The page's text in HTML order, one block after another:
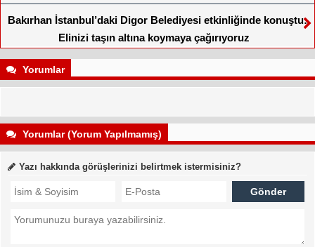
Bakırhan İstanbul’daki Digor Belediyesi etkinliğinde konuştu:
Elinizi taşın altına koymaya çağırıyoruz
Yorumlar
Yorumlar (Yorum Yapılmamış)
Yazı hakkında görüşlerinizi belirtmek istermisiniz?